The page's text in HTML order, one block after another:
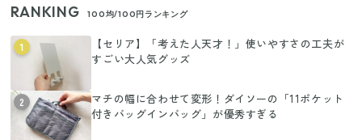
RANKING 100均/100円ランキング
1
【セリア】「考えた人天才！」使いやすさの工夫が
すごい大人気グッズ
2
マチの幅に合わせて変形！ダイソーの「11ポケット
付きバッグインバッグ」が優秀すぎる